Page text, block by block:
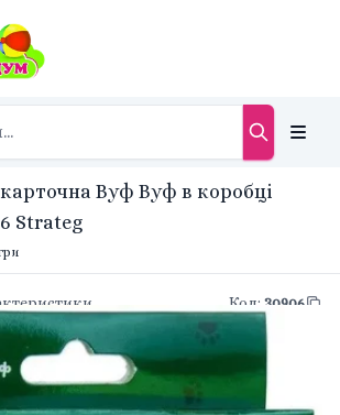
карточна Вуф Вуф в коробці
Strateg
Код: 30906